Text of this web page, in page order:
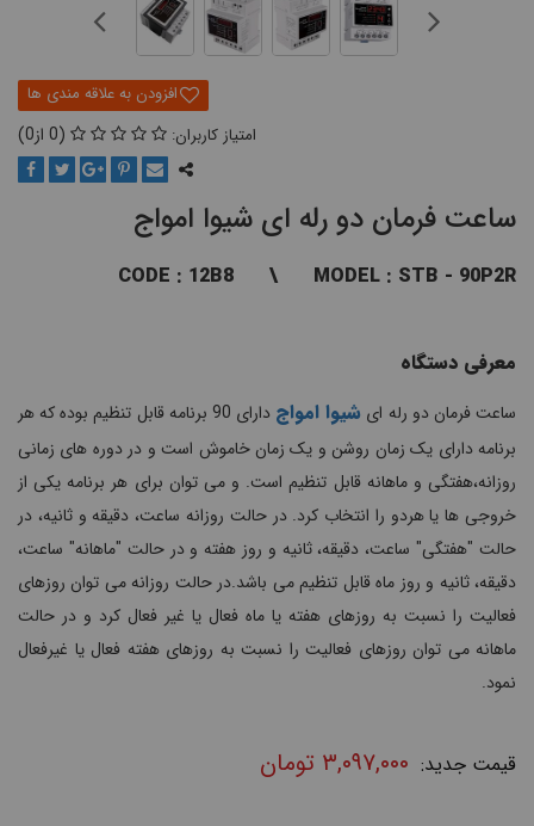
0
0
ساعت فرمان دو رله ای شیوا امواج
CODE : 12B8 \ MODEL : STB - 90P2R
معرفی دستگاه
ساعت فرمان دو رله ای شیوا امواج
دارای 90 برنامه قابل تنظیم بوده که هر
برنامه دارای یک زمان روشن و یک زمان خاموش است و در دوره های زمانی
روزانه،هفتگی و ماهانه قابل تنظیم است. و می توان برای هر برنامه یکی از
خروجی ها یا هردو را انتخاب کرد. در حالت روزانه ساعت، دقیقه و ثانیه، در
حالت "هفتگی" ساعت، دقیقه، ثانیه و روز هفته و در حالت "ماهانه" ساعت،
دقیقه، ثانیه و روز ماه قابل تنظیم می باشد.در حالت روزانه می توان روزهای
فعالیت را نسبت به روزهای هفته یا ماه فعال یا غیر فعال کرد و در حالت
ماهانه می توان روزهای فعالیت را نسبت به روزهای هفته فعال یا غیرفعال
نمود.
۳,۰۹۷,۰۰۰ تومان